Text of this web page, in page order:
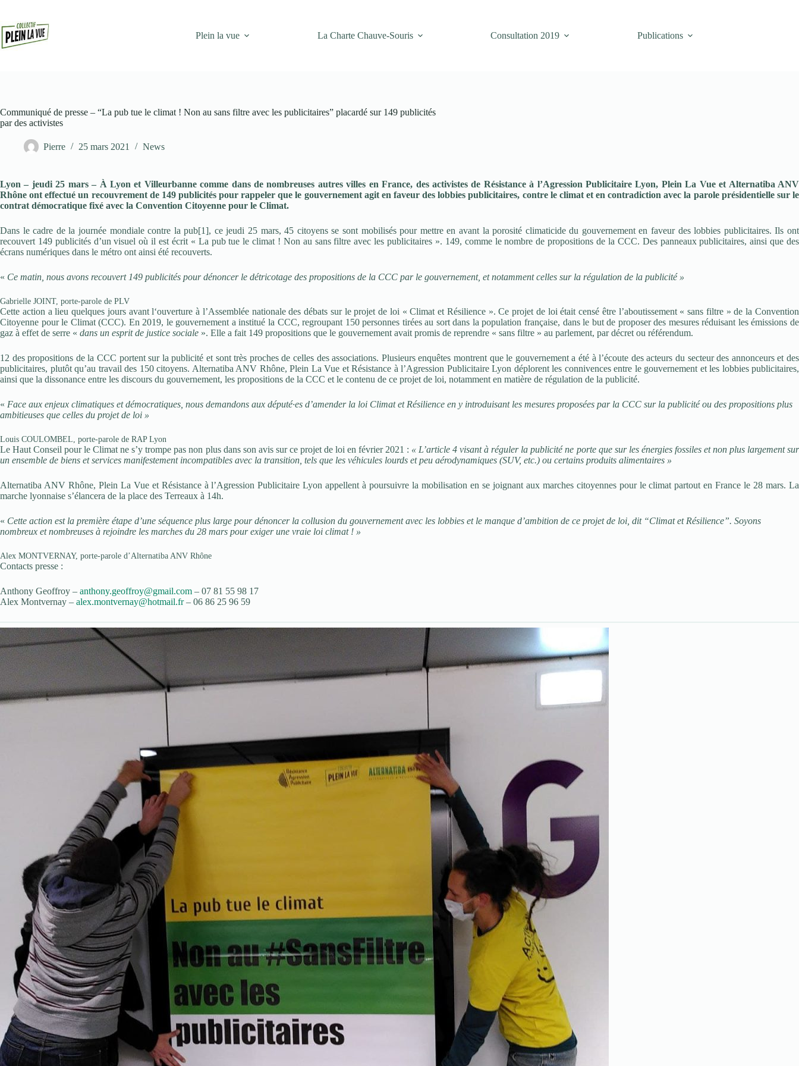
contenu
Plein la vue
La Charte Chauve-Souris Consultation 2019 Publications
Communiqué de presse – “La pub tue le climat ! Non au sans filtre avec les publicitaires” placardé sur 149 publicités
par des activistes
Pierre 25 mars 2021 News
Lyon – jeudi 25 mars – À Lyon et Villeurbanne comme dans de nombreuses autres villes en France, des activistes de Résistance à l’Agression Publicitaire Lyon, Plein La Vue et Alternatiba ANV
Rhône ont effectué un recouvrement de 149 publicités pour rappeler que le gouvernement agit en faveur des lobbies publicitaires, contre le climat et en contradiction avec la parole présidentielle sur le
contrat démocratique fixé avec la Convention Citoyenne pour le Climat.
Dans le cadre de la journée mondiale contre la pub[1], ce jeudi 25 mars, 45 citoyens se sont mobilisés pour mettre en avant la porosité climaticide du gouvernement en faveur des lobbies publicitaires. Ils ont
recouvert 149 publicités d’un visuel où il est écrit « La pub tue le climat ! Non au sans filtre avec les publicitaires ». 149, comme le nombre de propositions de la CCC. Des panneaux publicitaires, ainsi que des
écrans numériques dans le métro ont ainsi été recouverts.
« Ce matin, nous avons recouvert 149 publicités pour dénoncer le détricotage des propositions de la CCC par le gouvernement, et notamment celles sur la régulation de la publicité »
Gabrielle JOINT, porte-parole de PLV
Cette action a lieu quelques jours avant l‘ouverture à l’Assemblée nationale des débats sur le projet de loi « Climat et Résilience ». Ce projet de loi était censé être l’aboutissement « sans filtre » de la Convention
Citoyenne pour le Climat (CCC). En 2019, le gouvernement a institué la CCC, regroupant 150 personnes tirées au sort dans la population française, dans le but de proposer des mesures réduisant les émissions de
gaz à effet de serre « dans un esprit de justice sociale ». Elle a fait 149 propositions que le gouvernement avait promis de reprendre « sans filtre » au parlement, par décret ou référendum.
12 des propositions de la CCC portent sur la publicité et sont très proches de celles des associations. Plusieurs enquêtes montrent que le gouvernement a été à l’écoute des acteurs du secteur des annonceurs et des
publicitaires, plutôt qu’au travail des 150 citoyens. Alternatiba ANV Rhône, Plein La Vue et Résistance à l’Agression Publicitaire Lyon déplorent les connivences entre le gouvernement et les lobbies publicitaires,
ainsi que la dissonance entre les discours du gouvernement, les propositions de la CCC et le contenu de ce projet de loi, notamment en matière de régulation de la publicité.
« Face aux enjeux climatiques et démocratiques, nous demandons aux député·es d’amender la loi Climat et Résilience en y introduisant les mesures proposées par la CCC sur la publicité ou des propositions plus
ambitieuses que celles du projet de loi »
Louis COULOMBEL, porte-parole de RAP Lyon
Le Haut Conseil pour le Climat ne s’y trompe pas non plus dans son avis sur ce projet de loi en février 2021 : « L’article 4 visant à réguler la publicité ne porte que sur les énergies fossiles et non plus largement sur
un ensemble de biens et services manifestement incompatibles avec la transition, tels que les véhicules lourds et peu aérodynamiques (SUV, etc.) ou certains produits alimentaires »
Alternatiba ANV Rhône, Plein La Vue et Résistance à l’Agression Publicitaire Lyon appellent à poursuivre la mobilisation en se joignant aux marches citoyennes pour le climat partout en France le 28 mars. La
marche lyonnaise s’élancera de la place des Terreaux à 14h.
« Cette action est la première étape d’une séquence plus large pour dénoncer la collusion du gouvernement avec les lobbies et le manque d’ambition de ce projet de loi, dit “Climat et Résilience”. Soyons
nombreux et nombreuses à rejoindre les marches du 28 mars pour exiger une vraie loi climat ! »
Alex MONTVERNAY, porte-parole d’Alternatiba ANV Rhône
Contacts presse :
Anthony Geoffroy – anthony.geoffroy@gmail.com – 07 81 55 98 17
Alex Montvernay – alex.montvernay@hotmail.fr– 06 86 25 96 59